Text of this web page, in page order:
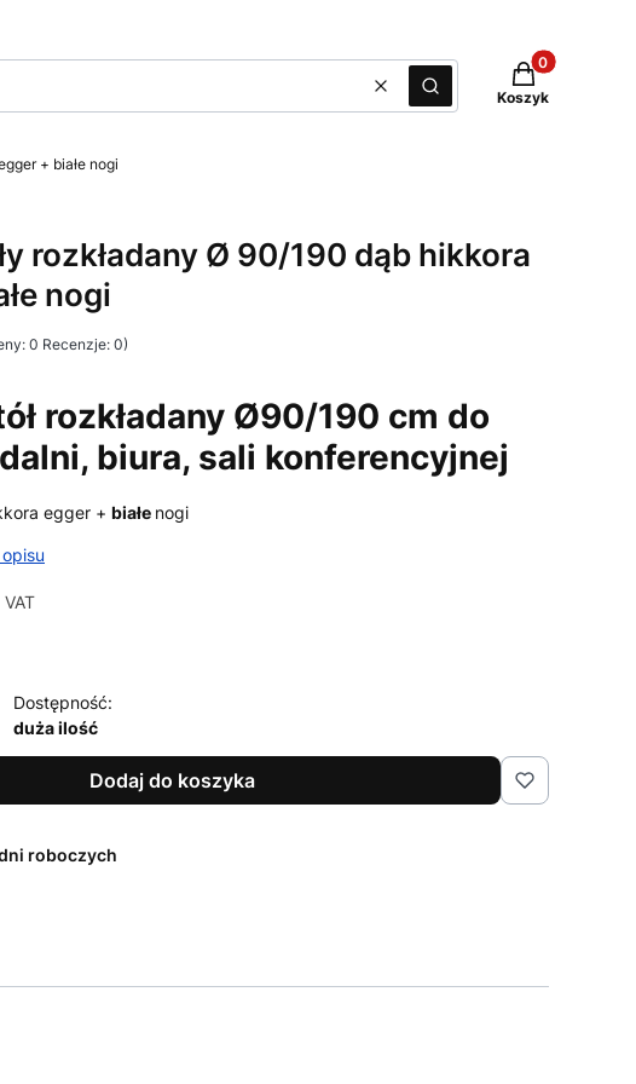
WyczyśćSzukaj
Produkty w
Koszyk
+ białe nogi
rozkładany Ø 90/190 dąb hikkora
nogi
0 Recenzje: 0)
rozkładany Ø90/190 cm do
biura, sali konferencyjnej
egger + białe nogi
Dostępność:
duża ilość
Dodaj do koszyka
roboczych